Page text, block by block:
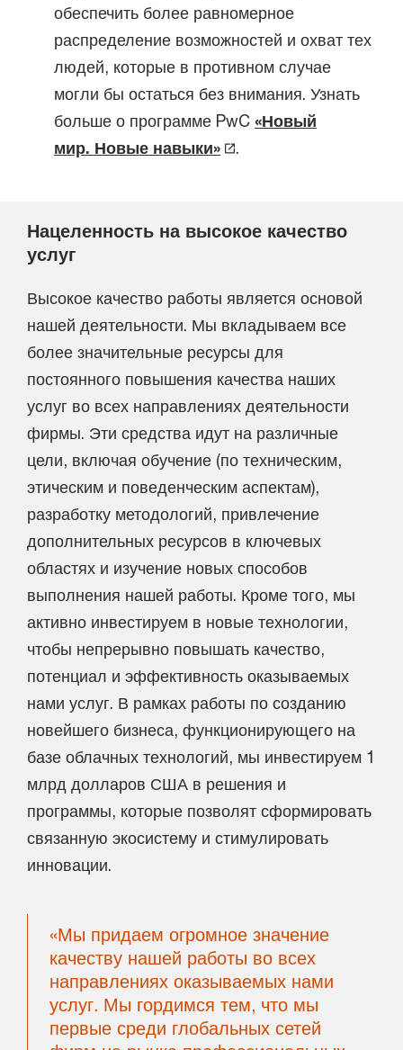
обеспечить более равномерное
распределение возможностей и охват тех
людей, которые в противном случае
могли бы остаться без внимания. Узнать
больше о программе PwC «Новый
мир. Новые навыки»
.
Нацеленность на высокое качество
услуг
Высокое качество работы является основой
нашей деятельности. Мы вкладываем все
более значительные ресурсы для
постоянного повышения качества наших
услуг во всех направлениях деятельности
фирмы. Эти средства идут на различные
цели, включая обучение (по техническим,
этическим и поведенческим аспектам),
разработку методологий, привлечение
дополнительных ресурсов в ключевых
областях и изучение новых способов
выполнения нашей работы. Кроме того, мы
активно инвестируем в новые технологии,
чтобы непрерывно повышать качество,
потенциал и эффективность оказываемых
нами услуг. В рамках работы по созданию
новейшего бизнеса, функционирующего на
базе облачных технологий, мы инвестируем 1
млрд долларов США в решения и
программы, которые позволят сформировать
связанную экосистему и стимулировать
инновации.
«Мы придаем огромное значение
качеству нашей работы во всех
направлениях оказываемых нами
услуг. Мы гордимся тем, что мы
первые среди глобальных сетей